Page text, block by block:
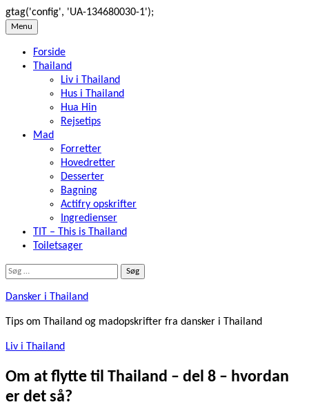
gtag('config', 'UA-134680030-1');
Skip
content
Menu
Forside
Thailand
Liv i Thailand
Hus i Thailand
Hua Hin
Rejsetips
Mad
Forretter
Hovedretter
Desserter
Bagning
Actifry opskrifter
Ingredienser
TIT – This is Thailand
Toiletsager
Søg
Dansker i Thailand
Tips om Thailand og madopskrifter fra dansker i Thailand
Liv i Thailand
Om at flytte til Thailand – del 8 – hvordan
er det så?